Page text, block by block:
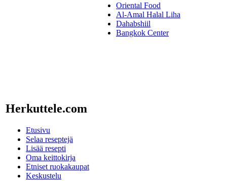
Herkuttele.com
Etusivu
Selaa reseptejä
Lisää resepti
Oma keittokirja
Etniset ruokakaupat
Keskustelu
Oriental Food
Al-Amal Halal Liha
Dahabshiil
Bangkok Center